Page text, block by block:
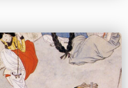
«Без бюджета».